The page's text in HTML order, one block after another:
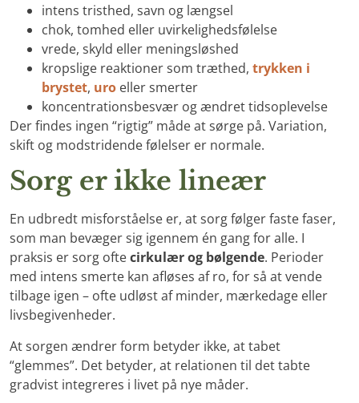
intens tristhed, savn og længsel
chok, tomhed eller uvirkelighedsfølelse
vrede, skyld eller meningsløshed
kropslige reaktioner som træthed, trykken i
brystet, uro eller smerter
koncentrationsbesvær og ændret tidsoplevelse
Der findes ingen “rigtig” måde at sørge på. Variation,
skift og modstridende følelser er normale.
Sorg er ikke lineær
En udbredt misforståelse er, at sorg følger faste faser,
som man bevæger sig igennem én gang for alle. I
praksis er sorg oftecirkulær og bølgende. Perioder
med intens smerte kan afløses af ro, for så at vende
tilbage igen – ofte udløst af minder, mærkedage eller
livsbegivenheder.
At sorgen ændrer form betyder ikke, at tabet
“glemmes”. Det betyder, at relationen til det tabte
gradvist integreres i livet på nye måder.